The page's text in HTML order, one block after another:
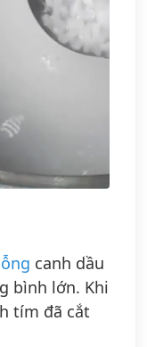
canh dầu
bình lớn. Khi
tím đã cắt